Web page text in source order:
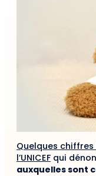
Quelques
l’UNICEF qui
auxquelles sont